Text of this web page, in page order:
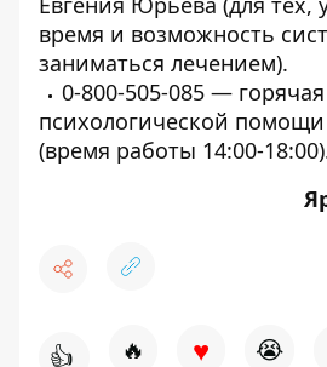
время и возможность
заниматься лечением).
0-800-505-085 —
психологической
(время работы 14:00-
👍 🔥 ♥ 😭